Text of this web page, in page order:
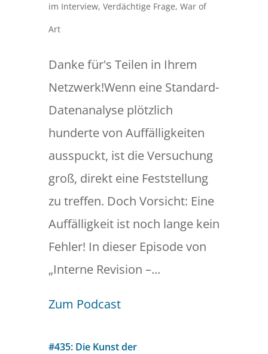
im Interview, Verdächtige Frage, War of
Art
Danke für's Teilen in Ihrem
Netzwerk!Wenn eine Standard-
Datenanalyse plötzlich
hunderte von Auffälligkeiten
ausspuckt, ist die Versuchung
groß, direkt eine Feststellung
zu treffen. Doch Vorsicht: Eine
Auffälligkeit ist noch lange kein
Fehler! In dieser Episode von
„Interne Revision –...
Zum Podcast
#435: Die Kunst der